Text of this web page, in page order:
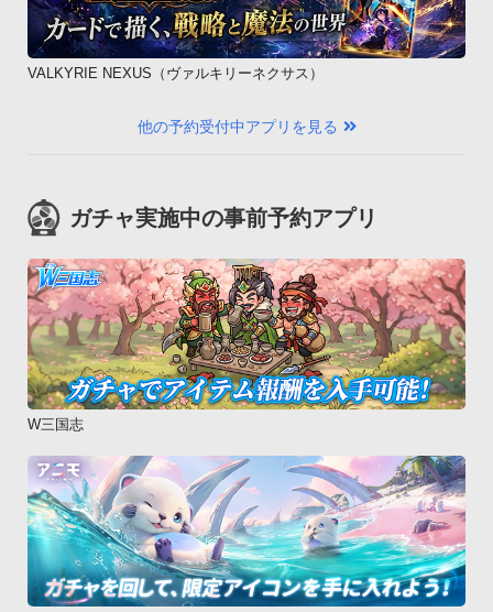
VALKYRIE NEXUS（ヴァルキリーネクサス）
他の予約受付中アプリを見る
ガチャ実施中の事前予約アプリ
W三国志